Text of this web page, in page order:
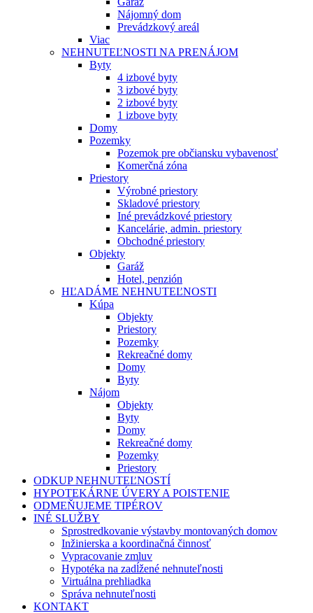
Nájomný dom
Prevádzkový areál
Viac
NEHNUTEĽNOSTI NA PRENÁJOM
Byty
4 izbové byty
3 izbové byty
2 izbové byty
1 izbove byty
Domy
Pozemky
Pozemok pre občiansku vybavenosť
Komerčná zóna
Priestory
Výrobné priestory
Skladové priestory
Iné prevádzkové priestory
Kancelárie, admin. priestory
Obchodné priestory
Objekty
Garáž
Hotel, penzión
HĽADÁME NEHNUTEĽNOSTI
Kúpa
Objekty
Priestory
Pozemky
Rekreačné domy
Domy
Byty
Nájom
Objekty
Byty
Domy
Rekreačné domy
Pozemky
Priestory
ODKUP NEHNUTEĽNOSTÍ
HYPOTEKÁRNE ÚVERY A POISTENIE
ODMEŇUJEME TIPÉROV
INÉ SLUŽBY
Sprostredkovanie výstavby montovaných domov
Inžinierska a koordinačná činnosť
Vypracovanie zmluv
Hypotéka na zadĺžené nehnuteľnosti
Virtuálna prehliadka
Správa nehnuteľnosti
KONTAKT